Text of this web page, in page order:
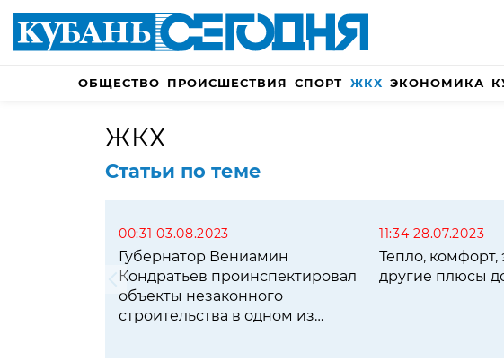
ОБЩЕСТВО ПРОИСШЕСТВИЯ СПОРТ ЖКХ ЭКОНОМИКА
ЖКХ
Статьи по теме
00:31 03.08.2023
Губернатор Вениамин
Кондратьев проинспектировал
объекты незаконного
строительства в одном из
11:34 28.07.2023
Тепло,
другие плюсы